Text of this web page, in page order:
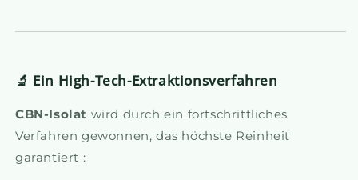
🔬 Ein High-Tech-Extraktionsverfahren
CBN-Isolat wird durch ein fortschrittliches
Verfahren gewonnen, das höchste Reinheit
garantiert :